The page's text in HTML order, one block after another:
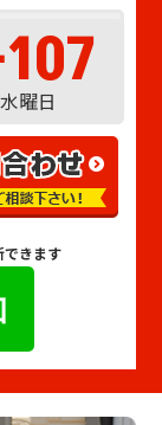
曜日
きます